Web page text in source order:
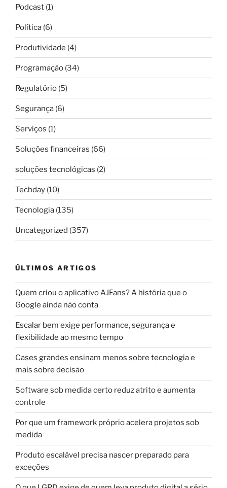
Podcast (1)
Política (6)
Produtividade (4)
Programação (34)
Regulatório (5)
Segurança (6)
Serviços (1)
Soluções financeiras (66)
soluções tecnológicas (2)
Techday (10)
Tecnologia (135)
Uncategorized (357)
ÚLTIMOS ARTIGOS
Quem criou o aplicativo AJFans? A história que o
Google ainda não conta
Escalar bem exige performance, segurança e
flexibilidade ao mesmo tempo
Cases grandes ensinam menos sobre tecnologia e
mais sobre decisão
Software sob medida certo reduz atrito e aumenta
controle
Por que um framework próprio acelera projetos sob
medida
Produto escalável precisa nascer preparado para
exceções